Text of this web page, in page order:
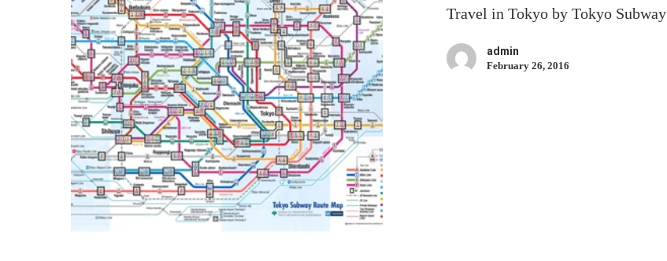
Travel in Tokyo by Tokyo Subway
admin
February 26, 2016